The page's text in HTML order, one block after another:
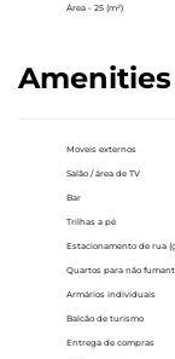
Área - 25 (m²)
Moveis externos
Salão / área de TV
Bar
Trilhas a pé
Estacionamento de rua
Quartos para não
Armários individuais
Balcão de turismo
Entrega de compras